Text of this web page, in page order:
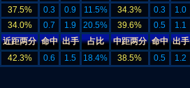
37.5% 0.3 0.9 11.5% 34.3% 0.3 1.0
34.0% 0.7 1.9 20.5% 39.6% 0.5 1.1
近距两分 命中 出手 占比 中距两分 命中 出手
42.3% 0.6 1.5 18.4% 38.5% 0.5 1.2